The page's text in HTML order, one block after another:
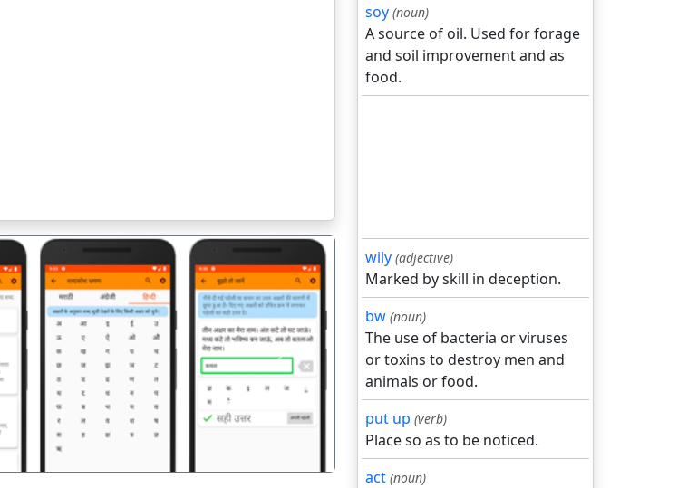
अगला
soy (noun)
A source of oil. Used for forage
and soil improvement and as
food.
wily (adjective)
Marked by skill in deception.
bw (noun)
The use of bacteria or viruses
or toxins to destroy men and
animals or food.
put up (verb)
Place so as to be noticed.
act (noun)